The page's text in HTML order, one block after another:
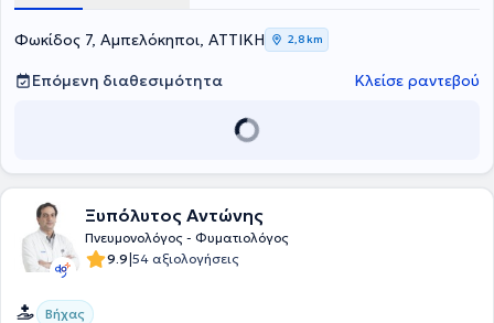
Κλινικής του Metropolitan General.
Φωκίδος 7, Αμπελόκηποι, ΑΤΤΙΚΗ 2,8 km
Επόμενη διαθεσιμότητα Κλείσε ραντεβού
Ξυπόλυτος Αντώνης
Πνευμονολόγος - Φυματιολόγος
9.9|54 αξιολογήσεις
Βήχας